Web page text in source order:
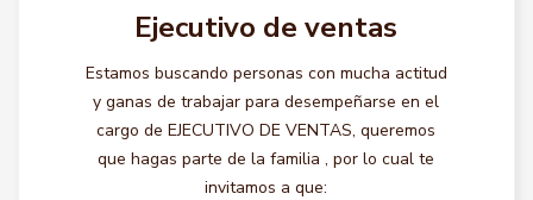
Ejecutivo de ventas
Estamos buscando personas con mucha actitud
y ganas de trabajar para desempeñarse en el
cargo de EJECUTIVO DE VENTAS, queremos
que hagas parte de la familia , por lo cual te
invitamos a que: